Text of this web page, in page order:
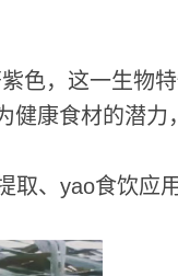
色，这一生物
康食材的潜力
、yao食饮应